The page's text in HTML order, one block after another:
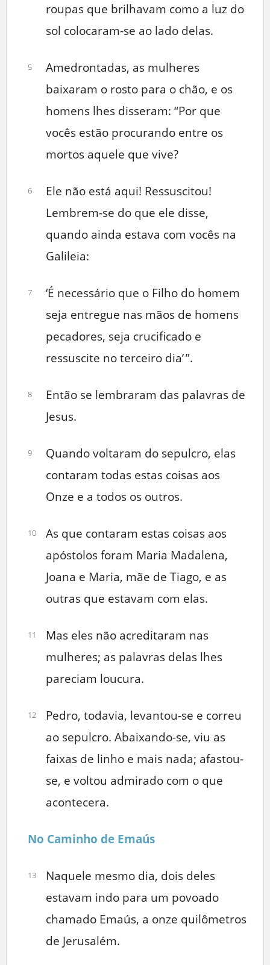
roupas que brilhavam como a luz do
sol colocaram-se ao lado delas.
5
Amedrontadas, as mulheres
baixaram o rosto para o chão, e os
homens lhes disseram: “Por que
vocês estão procurando entre os
mortos aquele que vive?
6
Ele não está aqui! Ressuscitou!
Lembrem-se do que ele disse,
quando ainda estava com vocês na
Galileia:
7
‘É necessário que o Filho do homem
seja entregue nas mãos de homens
pecadores, seja crucificado e
ressuscite no terceiro dia’ ”.
8
Então se lembraram das palavras de
Jesus.
9
Quando voltaram do sepulcro, elas
contaram todas estas coisas aos
Onze e a todos os outros.
10
As que contaram estas coisas aos
apóstolos foram Maria Madalena,
Joana e Maria, mãe de Tiago, e as
outras que estavam com elas.
11
Mas eles não acreditaram nas
mulheres; as palavras delas lhes
pareciam loucura.
12
Pedro, todavia, levantou-se e correu
ao sepulcro. Abaixando-se, viu as
faixas de linho e mais nada; afastou-
se, e voltou admirado com o que
acontecera.
No Caminho de Emaús
13
Naquele mesmo dia, dois deles
estavam indo para um povoado
chamado Emaús, a onze quilômetros
de Jerusalém.